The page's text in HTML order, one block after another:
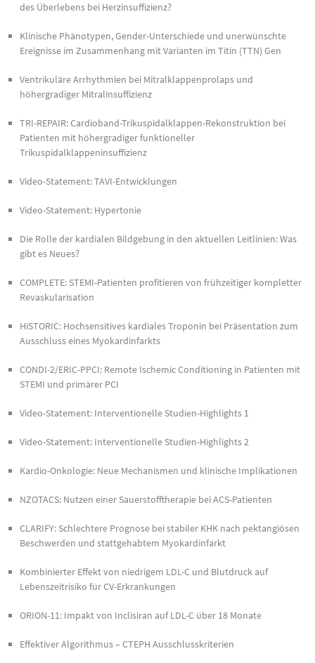
des Überlebens bei Herzinsuffizienz?
Klinische Phänotypen, Gender-Unterschiede und unerwünschte
Ereignisse im Zusammenhang mit Varianten im Titin (TTN) Gen
Ventrikuläre Arrhythmien bei Mitralklappenprolaps und
höhergradiger Mitralinsuffizienz
TRI-REPAIR: Cardioband-Trikuspidalklappen-Rekonstruktion bei
Patienten mit höhergradiger funktioneller
Trikuspidalklappeninsuffizienz
Video-Statement: TAVI-Entwicklungen
Video-Statement: Hypertonie
Die Rolle der kardialen Bildgebung in den aktuellen Leitlinien: Was
gibt es Neues?
COMPLETE: STEMI-Patienten profitieren von frühzeitiger kompletter
Revaskularisation
HiSTORIC: Hochsensitives kardiales Troponin bei Präsentation zum
Ausschluss eines Myokardinfarkts
CONDI-2/ERIC-PPCI: Remote Ischemic Conditioning in Patienten mit
STEMI und primärer PCI
Video-Statement: Interventionelle Studien-Highlights 1
Video-Statement: Interventionelle Studien-Highlights 2
Kardio-Onkologie: Neue Mechanismen und klinische Implikationen
NZOTACS: Nutzen einer Sauerstofftherapie bei ACS-Patienten
CLARIFY: Schlechtere Prognose bei stabiler KHK nach pektangiösen
Beschwerden und stattgehabtem Myokardinfarkt
Kombinierter Effekt von niedrigem LDL-C und Blutdruck auf
Lebenszeitrisiko für CV-Erkrankungen
ORION-11: Impakt von Inclisiran auf LDL-C über 18 Monate
Effektiver Algorithmus – CTEPH Ausschlusskriterien